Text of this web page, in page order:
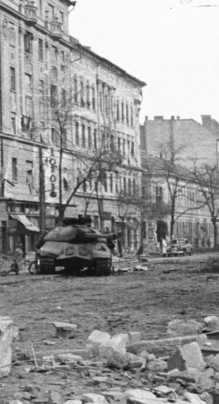
1956 · Budapest VII.
Erzsébet (Lenin) körút 44-46., Jókai udvar a Dob utca sarkától nézve.
1956 · Budapest VIII.
József körút a József
· Budapest VIII.
József körút Baross utca és Rákóczi tér közötti házsora, balra a Rökk Szilárd utca torkolata.
18
tartalom